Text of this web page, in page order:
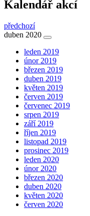
Kalendář akcí
předchozí
duben 2020
leden 2019
únor 2019
březen 2019
duben 2019
květen 2019
červen 2019
červenec 2019
srpen 2019
září 2019
říjen 2019
listopad 2019
prosinec 2019
leden 2020
únor 2020
březen 2020
duben 2020
květen 2020
červen 2020